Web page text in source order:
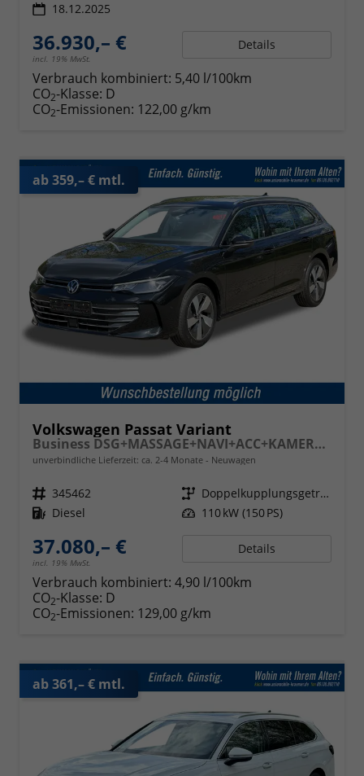
18.12.2025
36.930,– €
incl. 19% MwSt.
Details
Verbrauch kombiniert: 5,40 l/100km
CO2-Klasse: D
CO2-Emissionen: 122,00 g/km
ab 359,– € mtl.
Volkswagen Passat Variant
Business DSG+MASSAGE+NAVI+ACC+KAMERA+LED
unverbindliche Lieferzeit: ca. 2-4 Monate Neuwagen
Fahrzeugnr. 345462 Getriebe
Doppelkupplungsgetriebe (DSG)
Kraftstoff Diesel Leistung 110 kW (150 PS)
37.080,– €
incl. 19% MwSt.
Details
Verbrauch kombiniert: 4,90 l/100km
CO2-Klasse: D
CO2-Emissionen: 129,00 g/km
ab 361,– € mtl.